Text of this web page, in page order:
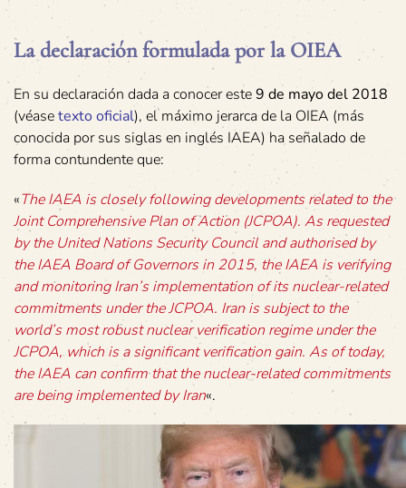
La declaración formulada por la OIEA
En su declaración dada a conocer este9 de mayo del 2018
(véasetexto oficial), el máximo jerarca de la OIEA (más
conocida por sus siglas en inglés IAEA) ha señalado de
forma contundente que:
«The IAEA is closely following developments related to the
Joint Comprehensive Plan of Action (JCPOA). As requested
by the United Nations Security Council and authorised by
the IAEA Board of Governors in 2015, the IAEA is verifying
and monitoring Iran’s implementation of its nuclear-related
commitments under the JCPOA. Iran is subject to the
world’s most robust nuclear verification regime under the
JCPOA, which is a significant verification gain. As of today,
the IAEA can confirm that the nuclear-related commitments
are being implemented by Iran«.